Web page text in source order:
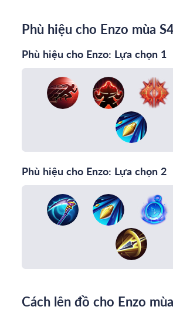
Phù hiệu cho Enzo mùa
Phù hiệu cho Enzo: Lựa chọn 1
Phù hiệu cho Enzo: Lựa chọn 2
Cách lên đồ cho Enzo